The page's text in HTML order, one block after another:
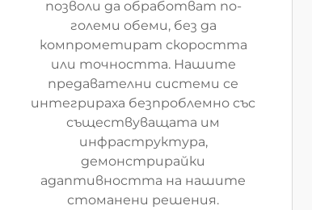
позволи да обработват по-
големи обеми, без да
компрометират скоростта
или точността. Нашите
предавателни системи се
интегрираха безпроблемно със
съществуващата им
инфраструктура,
демонстрирайки
адаптивността на нашите
стоманени решения.